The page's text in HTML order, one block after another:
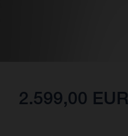
2.599,00 EUR